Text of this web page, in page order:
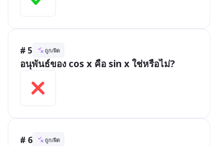
# 5 ถูก/ผิด
อนุพันธ์ของ cos x คือ sin x ใช่หรือไม่?
# 6 ถูก/ผิด